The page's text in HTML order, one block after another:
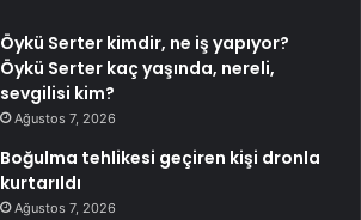
Öykü Serter kimdir, ne iş yapıyor?
Öykü Serter kaç yaşında, nereli,
sevgilisi kim?
Ağustos 7, 2026
Boğulma tehlikesi geçiren kişi dronla
kurtarıldı
Ağustos 7, 2026